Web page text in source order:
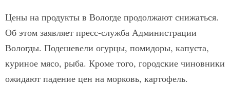
Цены на продукты в Вологде продолжают снижаться.
Об этом заявляет пресс-служба Администрации
Вологды. Подешевели огурцы, помидоры, капуста,
куриное мясо, рыба. Кроме того, городские чиновники
ожидают падение цен на морковь, картофель.